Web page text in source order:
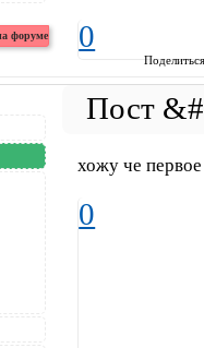
0
хожу че
0